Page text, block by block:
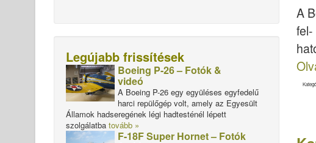
A
Legújabb frissítések
Boeing P-26 – Fotók &
videó
A Boeing P-26 egy együléses egyfedelű
harci repülőgép volt, amely az Egyesült
Államok hadseregének légi hadtesténél lépett
szolgálatba tovább »
F-18F Super Hornet – Fotók